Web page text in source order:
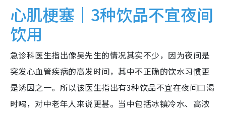
心肌梗塞｜3种饮品不宜夜间
饮用
急诊科医生指出像吴先生的情况其实不少，因为夜间是
突发心血管疾病的高发时间，其中不正确的饮水习惯更
是诱因之一。所以该医生指出有3种饮品不宜在夜间口渴
时喝，对中老年人来说更甚。当中包括冰镇冷水、高浓